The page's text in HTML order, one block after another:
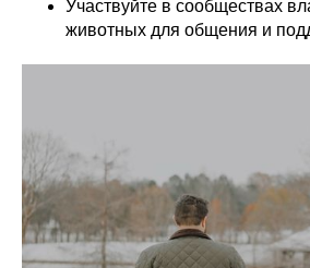
Участвуйте в сообществах
животных для общения и